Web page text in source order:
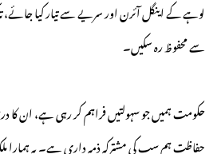
لوہے کے اینگل آئرن اور سریے سے تیار کیا جائے،
سے محفوظ رہ سکیں۔
حکومت ہمیں جو سہولتیں فراہم کر رہی ہے، ان کا
حفاظت ہم سب کی مشترکہ ذمہ داری ہے۔ یہ